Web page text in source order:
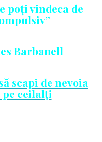
poți vindeca de
Barbanell
scapi de nevoia
ceilalţi